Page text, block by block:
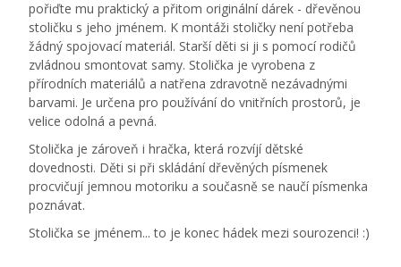
pořiďte mu praktický a přitom originální dárek - dřevěnou
stoličku s jeho jménem. K montáži stoličky není potřeba
žádný spojovací materiál. Starší děti si ji s pomocí rodičů
zvládnou smontovat samy. Stolička je vyrobena z
přírodních materiálů a natřena zdravotně nezávadnými
barvami. Je určena pro používání do vnitřních prostorů, je
velice odolná a pevná.
Stolička je zároveň i hračka, která rozvíjí dětské
dovednosti. Děti si při skládání dřevěných písmenek
procvičují jemnou motoriku a současně se naučí písmenka
poznávat.
Stolička se jménem... to je konec hádek mezi sourozenci! :)